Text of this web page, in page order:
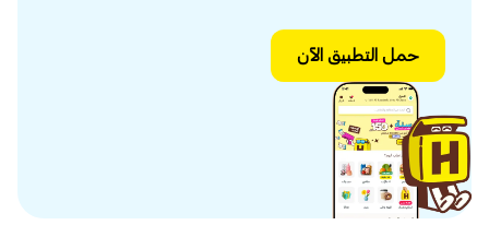
حمل التطبيق الآن